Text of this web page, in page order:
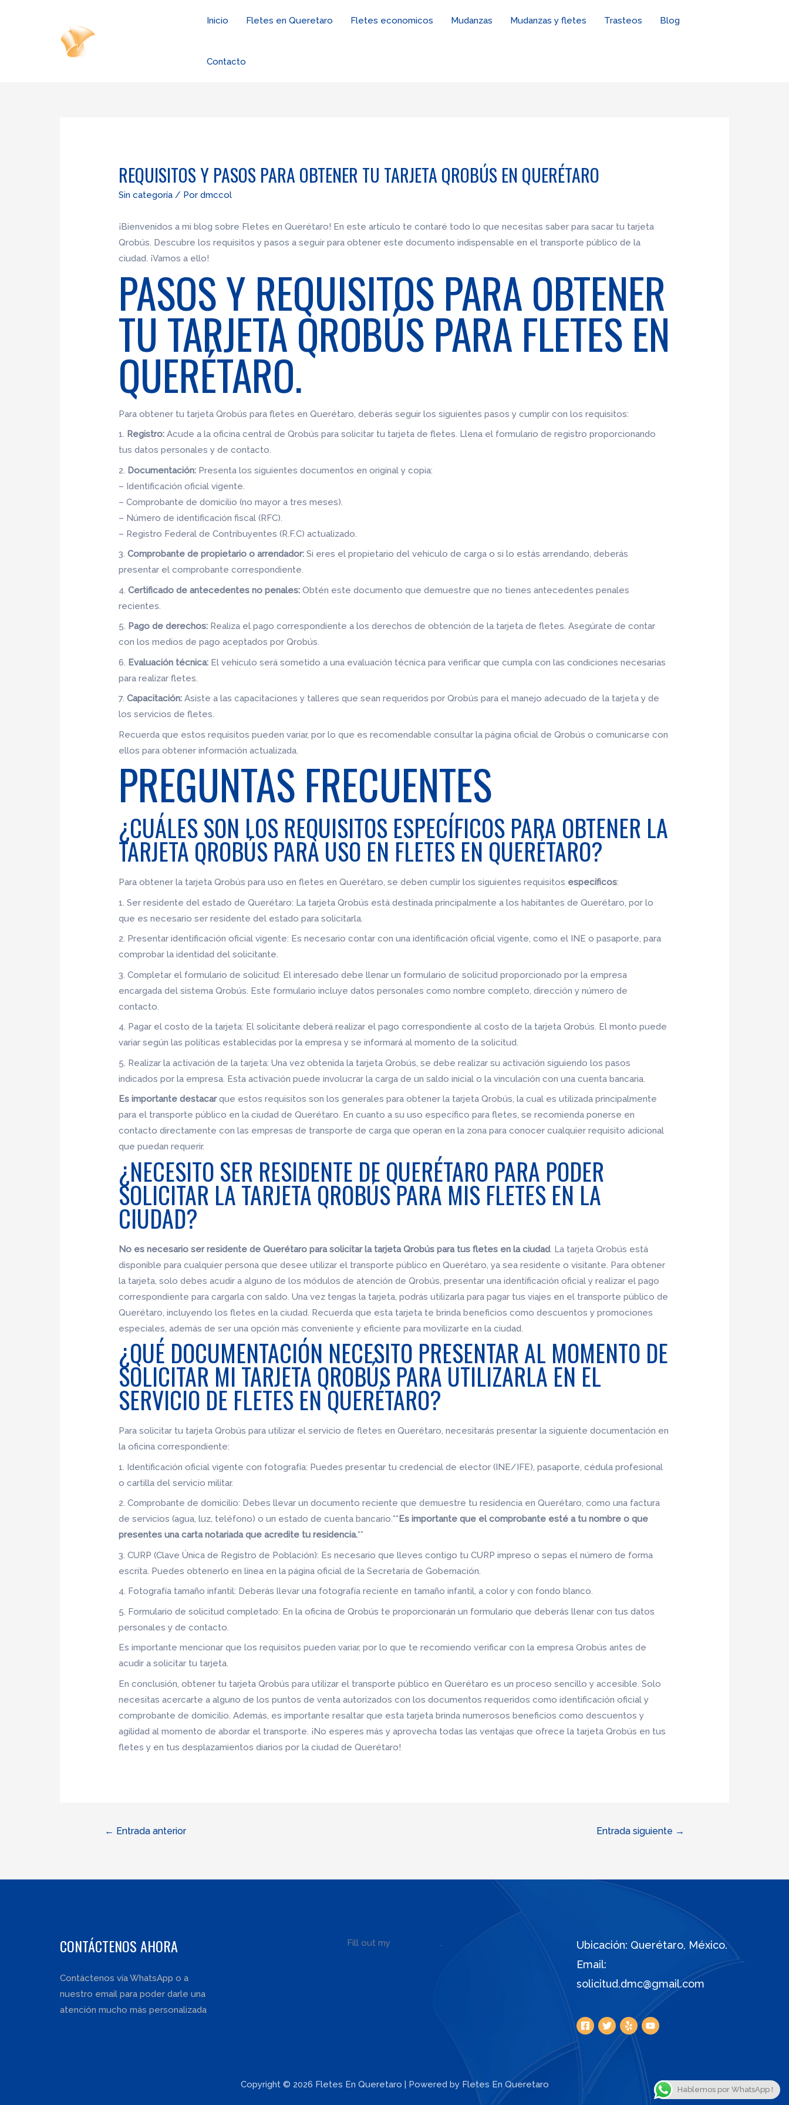
Inicio Fletes en Queretaro Fletes economicos Mudanzas Mudanzas y fletes Trasteos Blog
Contacto
REQUISITOS Y PASOS PARA OBTENER TU TARJETA QROBÚS EN QUERÉTARO
Sin categoría / Pordmccol
¡Bienvenidos a mi blog sobre Fletes en Querétaro! En este artículo te contaré todo lo que necesitas saber para sacar tu tarjeta
Qrobús. Descubre los requisitos y pasos a seguir para obtener este documento indispensable en el transporte público de la
ciudad. ¡Vamos a ello!
PASOS Y REQUISITOS PARA OBTENER
TU TARJETA QROBÚS PARA FLETES EN
QUERÉTARO.
Para obtener tu tarjeta Qrobús para fletes en Querétaro, deberás seguir los siguientes pasos y cumplir con los requisitos:
1. Registro: Acude a la oficina central de Qrobús para solicitar tu tarjeta de fletes. Llena el formulario de registro proporcionando
tus datos personales y de contacto.
2. Documentación: Presenta los siguientes documentos en original y copia:
– Identificación oficial vigente.
– Comprobante de domicilio (no mayor a tres meses).
– Número de identificación fiscal (RFC).
– Registro Federal de Contribuyentes (R.F.C) actualizado.
3.Comprobante de propietario o arrendador: Si eres el propietario del vehículo de carga o si lo estás arrendando, deberás
presentar el comprobante correspondiente.
4.Certificado de antecedentes no penales: Obtén este documento que demuestre que no tienes antecedentes penales
recientes.
5. Pago de derechos: Realiza el pago correspondiente a los derechos de obtención de la tarjeta de fletes. Asegúrate de contar
con los medios de pago aceptados por Qrobús.
6. Evaluación técnica: El vehículo será sometido a una evaluación técnica para verificar que cumpla con las condiciones necesarias
para realizar fletes.
7.Capacitación: Asiste a las capacitaciones y talleres que sean requeridos por Qrobús para el manejo adecuado de la tarjeta y de
los servicios de fletes.
Recuerda que estos requisitos pueden variar, por lo que es recomendable consultar la página oficial de Qrobús o comunicarse con
ellos para obtener información actualizada.
PREGUNTAS FRECUENTES
¿CUÁLES SON LOS REQUISITOS ESPECÍFICOS PARA OBTENER LA
TARJETA QROBÚS PARA USO EN FLETES EN QUERÉTARO?
Para obtener la tarjeta Qrobús para uso en fletes en Querétaro, se deben cumplir los siguientes requisitos específicos:
1. Ser residente del estado de Querétaro: La tarjeta Qrobús está destinada principalmente a los habitantes de Querétaro, por lo
que es necesario ser residente del estado para solicitarla.
2. Presentar identificación oficial vigente: Es necesario contar con una identificación oficial vigente, como el INE o pasaporte, para
comprobar la identidad del solicitante.
3. Completar el formulario de solicitud: El interesado debe llenar un formulario de solicitud proporcionado por la empresa
encargada del sistema Qrobús. Este formulario incluye datos personales como nombre completo, dirección y número de
contacto.
4. Pagar el costo de la tarjeta: El solicitante deberá realizar el pago correspondiente al costo de la tarjeta Qrobús. El monto puede
variar según las políticas establecidas por la empresa y se informará al momento de la solicitud.
5. Realizar la activación de la tarjeta: Una vez obtenida la tarjeta Qrobús, se debe realizar su activación siguiendo los pasos
indicados por la empresa. Esta activación puede involucrar la carga de un saldo inicial o la vinculación con una cuenta bancaria.
Es importante destacarque estos requisitos son los generales para obtener la tarjeta Qrobús, la cual es utilizada principalmente
para el transporte público en la ciudad de Querétaro. En cuanto a su uso específico para fletes, se recomienda ponerse en
contacto directamente con las empresas de transporte de carga que operan en la zona para conocer cualquier requisito adicional
que puedan requerir.
¿NECESITO SER RESIDENTE DE QUERÉTARO PARA PODER
SOLICITAR LA TARJETA QROBÚS PARA MIS FLETES EN LA
CIUDAD?
No es necesario ser residente de Querétaro para solicitar la tarjeta Qrobús para tus fletes en la ciudad . La tarjeta Qrobús está
disponible para cualquier persona que desee utilizar el transporte público en Querétaro, ya sea residente o visitante. Para obtener
la tarjeta, solo debes acudir a alguno de los módulos de atención de Qrobús, presentar una identificación oficial y realizar el pago
correspondiente para cargarla con saldo. Una vez tengas la tarjeta, podrás utilizarla para pagar tus viajes en el transporte público de
Querétaro, incluyendo los fletes en la ciudad. Recuerda que esta tarjeta te brinda beneficios como descuentos y promociones
especiales, además de ser una opción más conveniente y eficiente para movilizarte en la ciudad.
¿QUÉ DOCUMENTACIÓN NECESITO PRESENTAR AL MOMENTO DE
SOLICITAR MI TARJETA QROBÚS PARA UTILIZARLA EN EL
SERVICIO DE FLETES EN QUERÉTARO?
Para solicitar tu tarjeta Qrobús para utilizar el servicio de fletes en Querétaro, necesitarás presentar la siguiente documentación en
la oficina correspondiente:
1. Identificación oficial vigente con fotografía: Puedes presentar tu credencial de elector (INE/IFE), pasaporte, cédula profesional
o cartilla del servicio militar.
2. Comprobante de domicilio: Debes llevar un documento reciente que demuestre tu residencia en Querétaro, como una factura
de servicios (agua, luz, teléfono) o un estado de cuenta bancario.**Es importante que el comprobante esté a tu nombre o que
presentes una carta notariada que acredite tu residencia.**
3. CURP (Clave Única de Registro de Población): Es necesario que lleves contigo tu CURP impreso o sepas el número de forma
escrita. Puedes obtenerlo en línea en la página oficial de la Secretaría de Gobernación.
4. Fotografía tamaño infantil: Deberás llevar una fotografía reciente en tamaño infantil, a color y con fondo blanco.
5. Formulario de solicitud completado: En la oficina de Qrobús te proporcionarán un formulario que deberás llenar con tus datos
personales y de contacto.
Es importante mencionar que los requisitos pueden variar, por lo que te recomiendo verificar con la empresa Qrobús antes de
acudir a solicitar tu tarjeta.
En conclusión, obtener tu tarjeta Qrobús para utilizar el transporte público en Querétaro es un proceso sencillo y accesible. Solo
necesitas acercarte a alguno de los puntos de venta autorizados con los documentos requeridos como identificación oficial y
comprobante de domicilio. Además, es importante resaltar que esta tarjeta brinda numerosos beneficios como descuentos y
agilidad al momento de abordar el transporte. ¡No esperes más y aprovecha todas las ventajas que ofrece la tarjeta Qrobús en tus
fletes y en tus desplazamientos diarios por la ciudad de Querétaro!
Navegación
← Entrada anterior Entrada siguiente →
CONTÁCTENOS AHORA
Contáctenos vía WhatsApp o a
nuestro email para poder darle una
atención mucho más personalizada
Fill out my .
Ubicación: Querétaro, México.
Email:
solicitud.dmc@gmail.com
Copyright © 2026 Fletes En Queretaro | Powered by Fletes En Queretaro Hablemos por WhatsApp !